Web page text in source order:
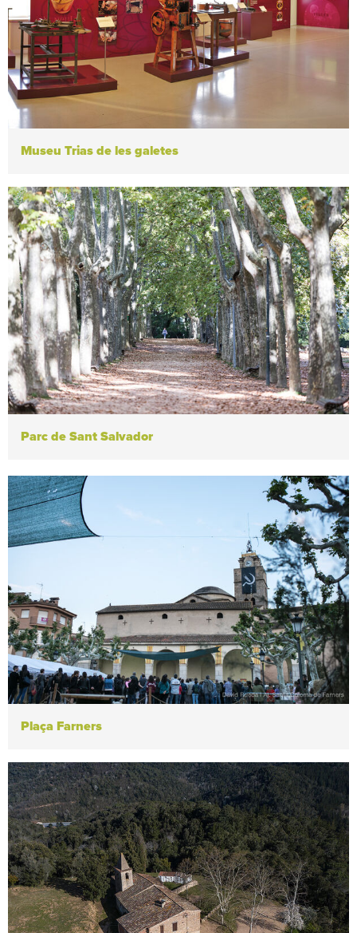
Museu Trias de les galetes
Parc de Sant Salvador
Plaça Farners